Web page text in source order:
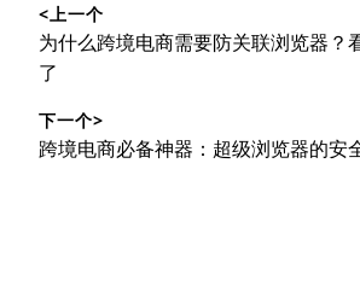
章
导
航
<上一个
上
篇
章：
为什么跨境电商需要防关联浏览器？
了
下一个>
下
跨境电商必备神器：超级浏览器的安